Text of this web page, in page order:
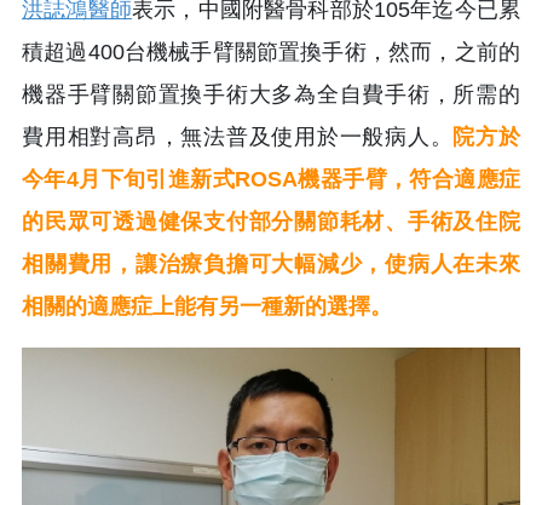
洪誌鴻醫師表示，中國附醫骨科部於105年迄今已累
積超過400台機械手臂關節置換手術，然而，之前的
機器手臂關節置換手術大多為全自費手術，所需的
費用相對高昂，無法普及使用於一般病人。 院方於
今年4月下旬引進新式ROSA機器手臂，符合適應症
的民眾可透過健保支付部分關節耗材、手術及住院
相關費用，讓治療負擔可大幅減少，使病人在未來
相關的適應症上能有另一種新的選擇。